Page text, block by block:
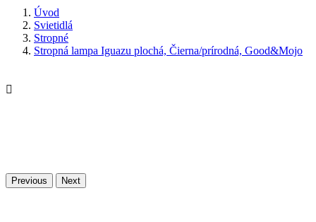
Úvod
Svietidlá
Stropné
Stropná lampa Iguazu plochá, Čierna/prírodná, Good&Mojo

Previous Next